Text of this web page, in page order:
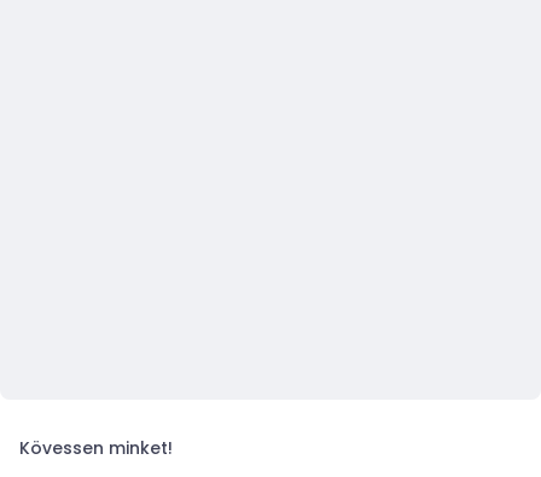
Kövessen minket!